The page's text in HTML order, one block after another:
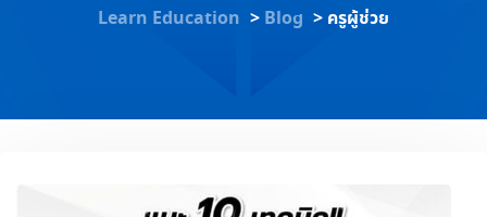
Learn Education > Blog > ครูผู้ช่วย